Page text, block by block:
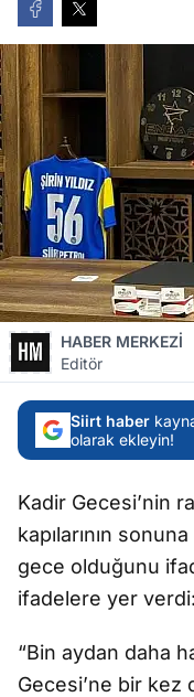
HABER MERKEZİ
Editör
Siirt haber
olarak ekleyin!
Kadir Gecesi’nin
kapılarının
gece olduğunu
ifadelere yer verdi:
“Bin aydan daha
Gecesi’ne bir kez